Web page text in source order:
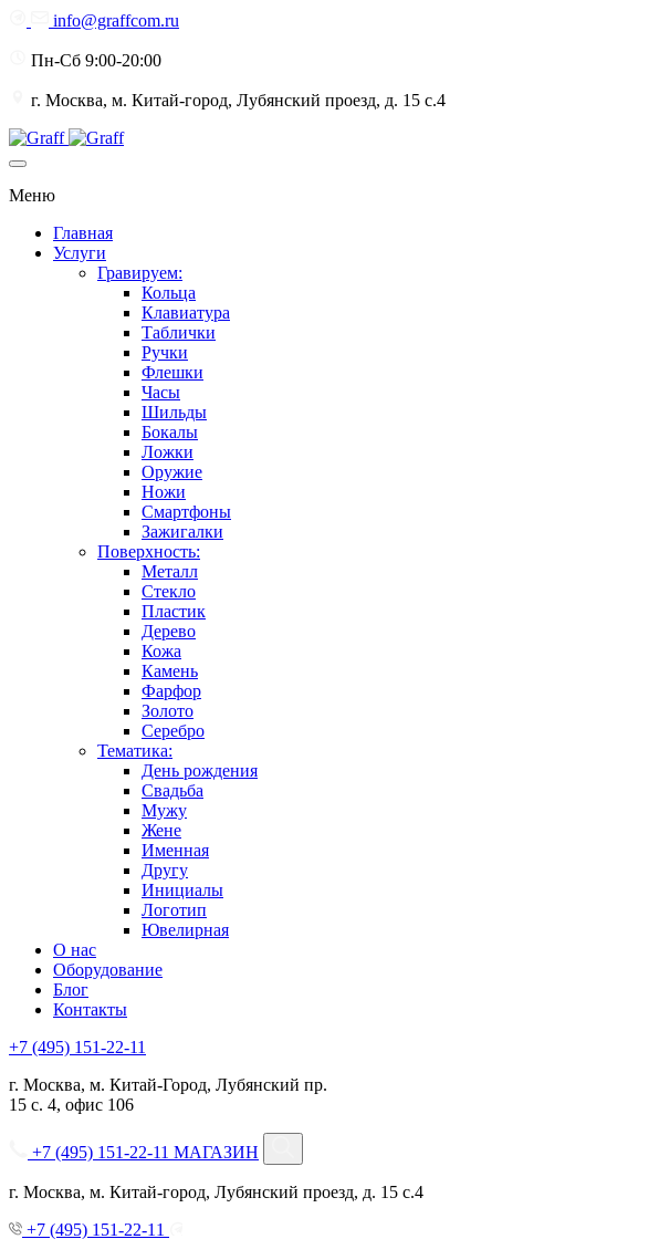
info@graffcom.ru
Пн-Сб 9:00-20:00
г. Москва, м. Китай-город, Лубянский проезд, д. 15 с.4
Меню
Главная
Услуги
Гравируем:
Кольца
Клавиатура
Таблички
Ручки
Флешки
Часы
Шильды
Бокалы
Ложки
Оружие
Ножи
Смартфоны
Зажигалки
Поверхность:
Металл
Стекло
Пластик
Дерево
Кожа
Камень
Фарфор
Золото
Серебро
Тематика:
День рождения
Свадьба
Мужу
Жене
Именная
Другу
Инициалы
Логотип
Ювелирная
О нас
Оборудование
Блог
Контакты
+7 (495) 151-22-11
г. Москва, м. Китай-Город, Лубянский пр.
15 с. 4, офис 106
+7 (495) 151-22-11 МАГАЗИН
г. Москва, м. Китай-город, Лубянский проезд, д. 15 с.4
+7 (495) 151-22-11